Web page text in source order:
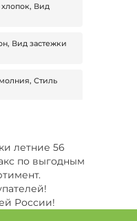
Вид
Вид застежки
Стиль
Модель
Модель
летние 56
по выгодным
России!